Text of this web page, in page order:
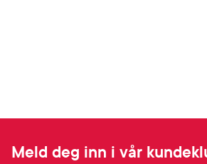
Meld deg inn i vår